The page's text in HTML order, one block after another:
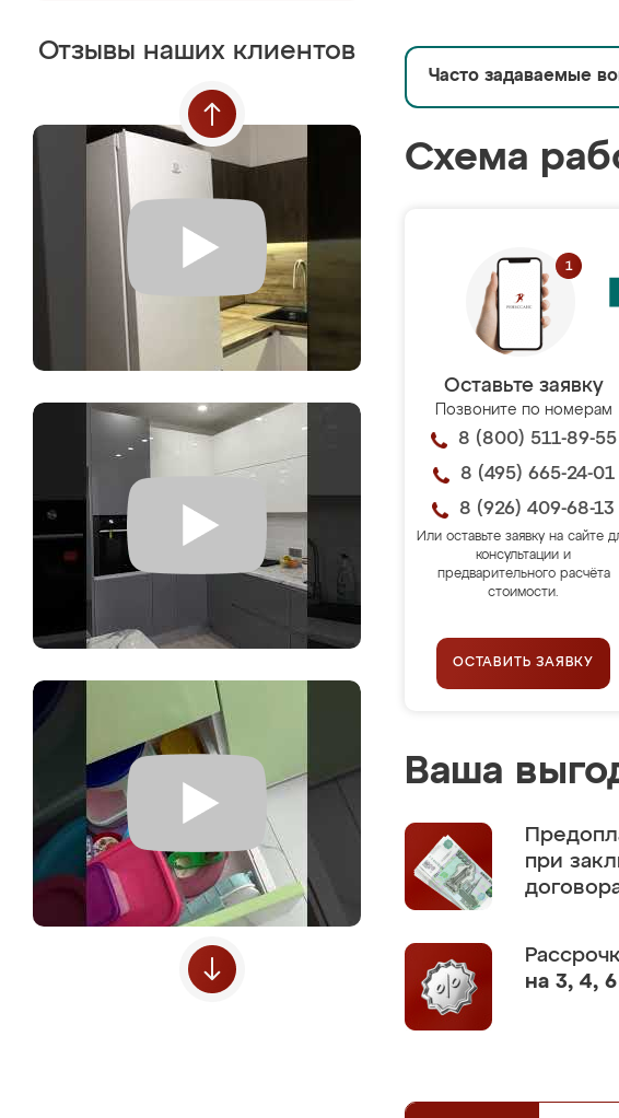
Отзывы наших клиентов
Часто задаваемые
Схема
Оставьте заявку
Позвоните по номерам
8 (800) 511-89-55
8 (495) 665-24-01
8 (926) 409-68-13
Или оставьте заявку на сайте
консультации и
предварительного расчёта
стоимости.
ОСТАВИТЬ ЗАЯВКУ
Ваша
при
на 3, 4,